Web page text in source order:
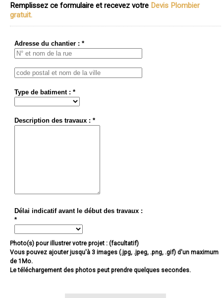
Remplissez ce formulaire et recevez votre Devis Plombier
gratuit.
Adresse du chantier : *
Type de batiment : *
Description des travaux : *
Délai indicatif avant le début des travaux :
*
Photo(s) pour illustrer votre projet : (facultatif)
Vous pouvez ajouter jusqu'à 3 images (.jpg, .jpeg, .png, .gif) d'un maximum
de 1Mo.
Le téléchargement des photos peut prendre quelques secondes.